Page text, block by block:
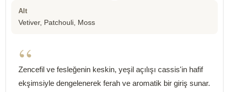
Alt
Vetiver, Patchouli, Moss
“
Zencefil ve fesleğenin keskin, yeşil açılışı cassis'in hafif
ekşimsiyle dengelenerek ferah ve aromatik bir giriş sunar.